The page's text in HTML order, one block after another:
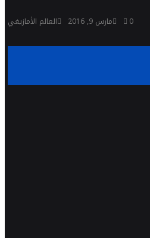
العالم الأمازيغي مارس 9, 2016 0